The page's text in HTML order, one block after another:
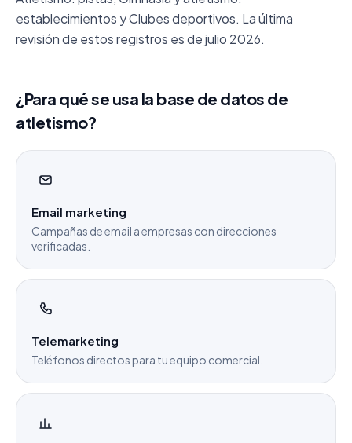
establecimientos y Clubes deportivos. La última
revisión de estos registros es de julio 2026.
¿Para qué se usa la base de datos de
atletismo?
Email marketing
Campañas de email a empresas con direcciones
verificadas.
Telemarketing
Teléfonos directos para tu equipo comercial.